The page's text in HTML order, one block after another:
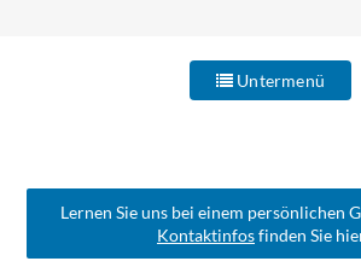
Untermenü
Lernen Sie uns bei einem persönlichen
Kontaktinfosfinden Sie